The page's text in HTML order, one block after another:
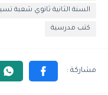
السنة الثانية ثانوي شعبة
كتب مدرسية